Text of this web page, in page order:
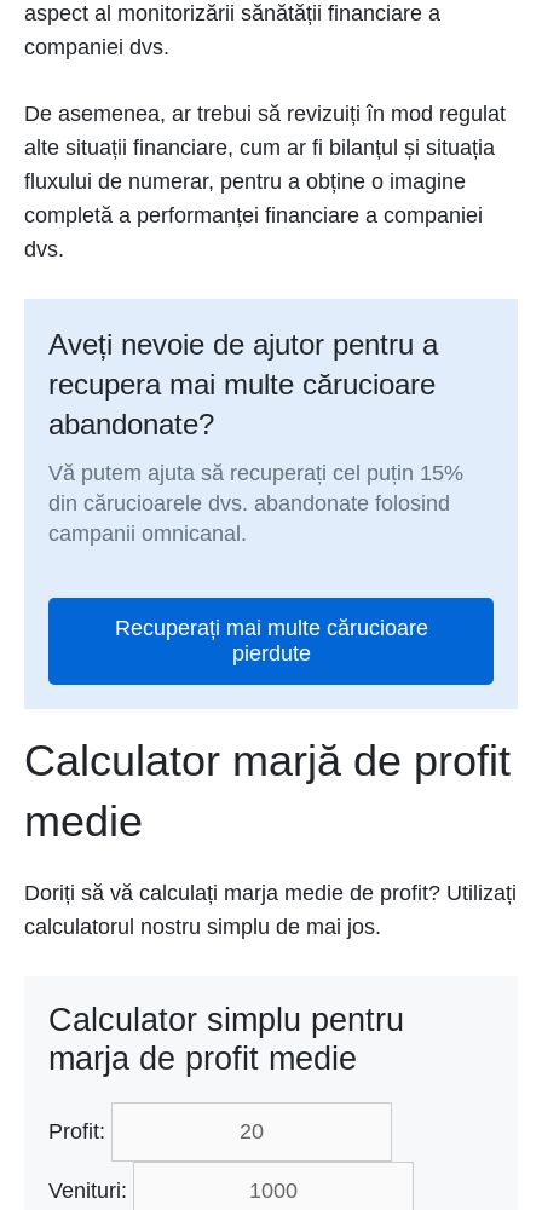
aspect al monitorizării sănătății financiare a
companiei dvs.
De asemenea, ar trebui să revizuiți în mod regulat
alte situații financiare, cum ar fi bilanțul și situația
fluxului de numerar, pentru a obține o imagine
completă a performanței financiare a companiei
dvs.
Aveți nevoie de ajutor pentru a
recupera mai multe cărucioare
abandonate?
Vă putem ajuta să recuperați cel puțin 15%
din cărucioarele dvs. abandonate folosind
campanii omnicanal.
Recuperați mai multe cărucioare
pierdute
Calculator marjă de profit
medie
Doriți să vă calculați marja medie de profit? Utilizați
calculatorul nostru simplu de mai jos.
Calculator simplu pentru
marja de profit medie
Profit:
Venituri: